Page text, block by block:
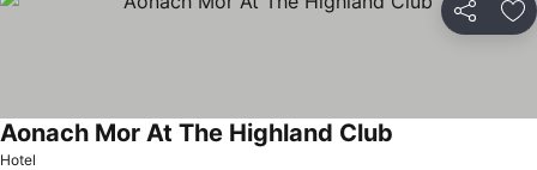
Partilhar
Hotel
Aonach Mor At The Highland Club